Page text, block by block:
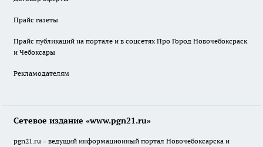
Прайс газеты
Прайс публикаций на портале и в соцсетях Про Город Новочебоксраск
и Чебоксары
Рекламодателям
Сетевое издание «www.pgn21.ru»
pgn21.ru – ведущий информационный портал Новочебоксарска и